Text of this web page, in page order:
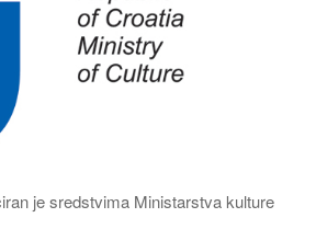
je sredstvima Ministarstva kulture